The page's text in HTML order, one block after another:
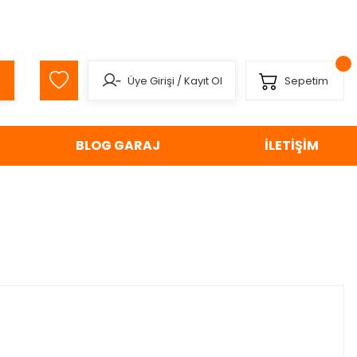
Üye Girişi /Kayıt Ol Sepetim
BLOG GARAJ İLETİŞİM